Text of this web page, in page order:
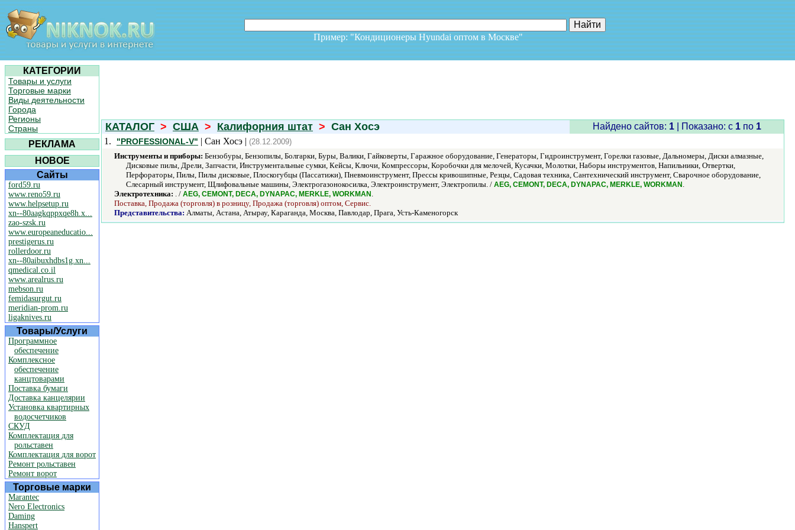
Пример: "Кондиционеры Hyundai оптом в Москве"
КАТЕГОРИИ
Товары и услуги
Торговые марки
Виды деятельности
Города
Регионы
Страны
РЕКЛАМА
НОВОЕ
Сайты
ford59.ru
www.reno59.ru
www.helpsetup.ru
xn--80aagkqppxqe8h.x...
zao-szsk.ru
www.europeaneducatio...
prestigerus.ru
rollerdoor.ru
xn--80aibuxhdbs1g.xn...
qmedical.co.il
www.arealrus.ru
mebson.ru
femidasurgut.ru
meridian-prom.ru
ligaknives.ru
Товары/Услуги
Программное
обеспечение
Комплексное
обеспечение
канцтоварами
Поставка бумаги
Доставка канцелярии
Установка квартирных
водосчетчиков
СКУД
Комплектация для
рольставен
Комплектация для ворот
Ремонт рольставен
Ремонт ворот
Торговые марки
Marantec
Nero Electronics
Daming
Hanspert
КАТАЛОГ > США > Калифорния штат > Сан Хосэ Найдено сайтов: 1| Показано: c 1по 1
1.
"PROFESSIONAL-V" | Сан Хосэ | (28.12.2009)
Инструменты и приборы: Бензобуры, Бензопилы, Болгарки, Буры, Валики, Гайковерты, Гаражное оборудование, Генераторы, Гидроинструмент, Горелки газовые, Дальномеры, Диски алмазные,
Дисковые пилы, Дрели, Запчасти, Инструментальные сумки, Кейсы, Ключи, Компрессоры, Коробочки для мелочей, Кусачки, Молотки, Наборы инструментов, Напильники, Отвертки,
Перфораторы, Пилы, Пилы дисковые, Плоскогубцы (Пассатижи), Пневмоинструмент, Прессы кривошипные, Резцы, Садовая техника, Сантехнический инструмент, Сварочное оборудование,
Слесарный инструмент, Щлифовальные машины, Электрогазонокосилка, Электроинструмент, Электропилы. / AEG, CEMONT, DECA, DYNAPAC, MERKLE, WORKMAN .
Электротехника: . / AEG, CEMONT, DECA, DYNAPAC, MERKLE, WORKMAN .
Поставка, Продажа (торговля) в розницу, Продажа (торговля) оптом, Сервис.
Представительства: Алматы, Астана, Атырау, Караганда, Москва, Павлодар, Прага, Усть-Каменогорск